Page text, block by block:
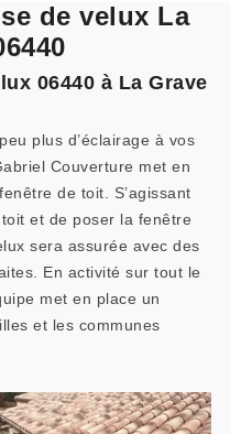
de velux La
06440 à La Grave
plus d’éclairage à vos
Couverture met en
de toit. S’agissant
et de poser la fenêtre
sera assurée avec des
En activité sur tout le
met en place un
et les communes